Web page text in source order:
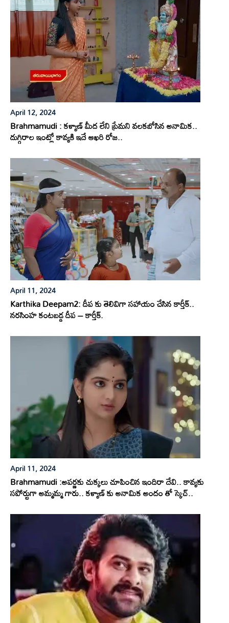
April 12, 2024
Brahmamudi : కళ్యాణ్ మీద లేని ప్రేమని వలకబోసిన అనామిక..
దుగ్గిరాల ఇంట్లో కావ్యకి ఇదే ఆఖరి రోజ..
April 11, 2024
Karthika Deepam2: దీప కు తెలివిగా సహాయం చేసిన కార్తీక్..
నరసింహ కంటబడ్డ దీప – కార్తీక్.
April 11, 2024
Brahmamudi :అపర్ణకు చుక్కలు చూపించిన ఇందిరా దేవి.. కావ్యకు
సపోర్టుగా అమ్మమ్మ గారు.. కళ్యాణ్ కు అనామిక అందం తో స్కెచ్..